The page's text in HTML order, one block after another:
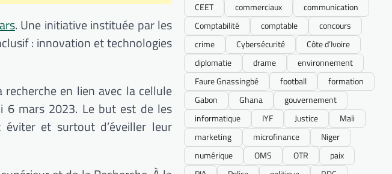
. Une initiative instituée par les
: innovation et technologies
en lien avec la cellule
6 mars 2023. Le but est de les
éviter et surtout d’éveiller leur
CEET
commerciaux
communication
Comptabilité
comptable
concours
crime
Cybersécurité
Côte d’Ivoire
diplomatie
drame
environnement
Faure Gnassingbé
football
formation
Gabon
Ghana
gouvernement
informatique
IYF Justice
Mali
marketing
microfinance
Niger
numérique
OMS OTR
paix